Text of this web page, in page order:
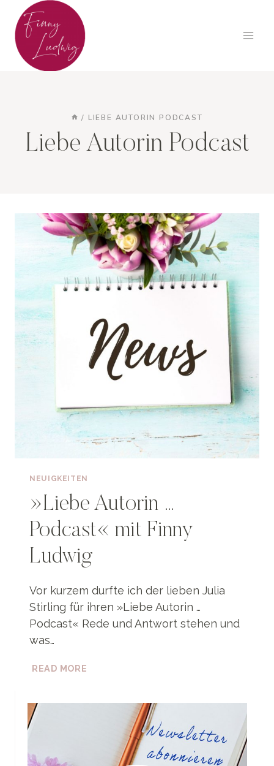
Inhalt
springen
/ LIEBE AUTORIN PODCAST
Liebe Autorin Podcast
NEUIGKEITEN
»Liebe Autorin …
Podcast« mit Finny
Ludwig
Vor kurzem durfte ich der lieben Julia
Stirling für ihren »Liebe Autorin …
Podcast« Rede und Antwort stehen und
was…
READ MORE
PODCAST«
LUDWIG